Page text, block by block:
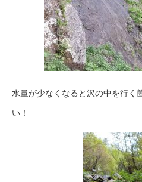
水量が少なくなると沢の中を行く
い！